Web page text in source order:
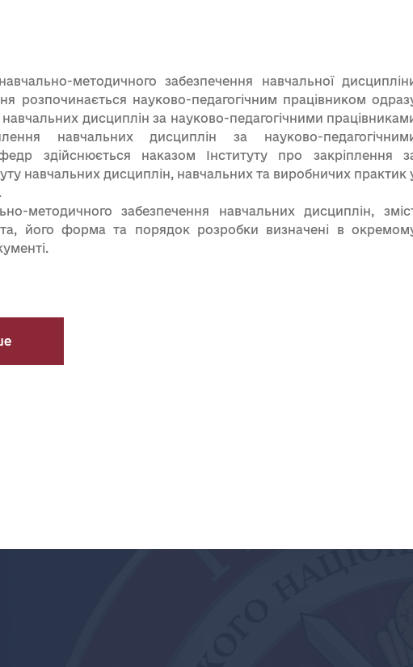
методичного забезпечення навчальної
розпочинається науково-педагогічним працівником
навчальних дисциплін за науково-педагогічними
навчальних дисциплін за науково-
здійснюється наказом Інституту про закріплення
навчальних дисциплін, навчальних та виробничих практик
методичного забезпечення навчальних дисциплін,
його форма та порядок розробки визначені в